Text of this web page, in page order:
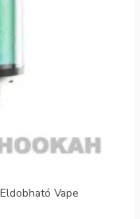
Vape